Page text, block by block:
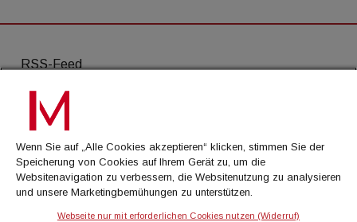
RSS-Feed
AGB
Datenschutz
Kontakt
Impressum
Wenn Sie auf „Alle Cookies akzeptieren“ klicken, stimmen Sie der
Speicherung von Cookies auf Ihrem Gerät zu, um die
Websitenavigation zu verbessern, die Websitenutzung zu analysieren
und unsere Marketingbemühungen zu unterstützen.
Webseite nur mit erforderlichen Cookies nutzen (Widerruf)